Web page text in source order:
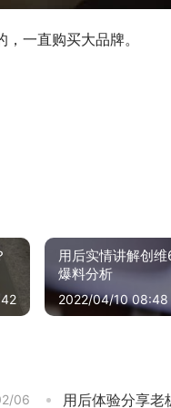
一直购买大品牌。
用后实情讲解创
爆料分析
2022/04/10 08:48
06